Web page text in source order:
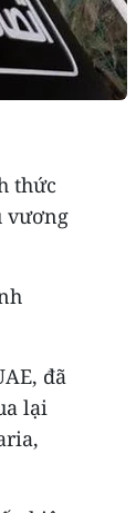
thức
vương
đã
lại